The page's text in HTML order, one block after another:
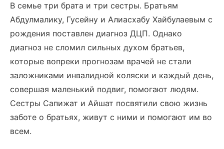
В семье три брата и три сестры. Братьям
Абдулмалику, Гусейну и Алиасхабу Хайбулаевым с
рождения поставлен диагноз ДЦП. Однако
диагноз не сломил сильных духом братьев,
которые вопреки прогнозам врачей не стали
заложниками инвалидной коляски и каждый день,
совершая маленький подвиг, помогают людям.
Сестры Сапижат и Айшат посвятили свою жизнь
заботе о братьях, живут с ними и помогают им во
всем.